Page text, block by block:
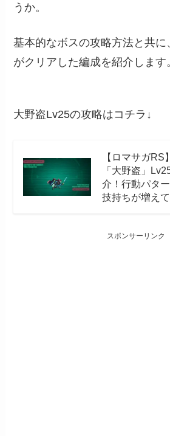
うか。
基本的なボスの攻略方法と共
がクリアした編成を紹介します
大野盗Lv25の攻略はコチラ↓
【ロマサガ
「大野盗」
介！行動パタ
技持ちが増え
スポンサーリンク